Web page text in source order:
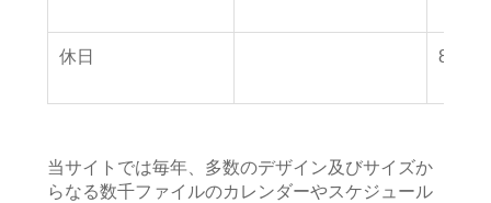
休日 8月9
当サイトでは毎年、多数のデザイン及びサイズか
らなる数千ファイルのカレンダーやスケジュール